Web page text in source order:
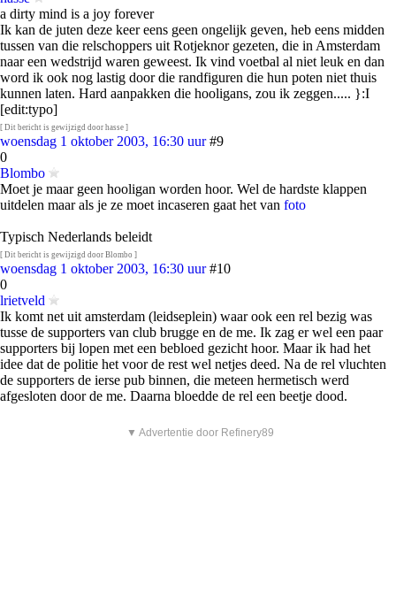
a dirty mind is a joy forever
Ik kan de juten deze keer eens geen ongelijk geven, heb eens midden
tussen van die relschoppers uit Rotjeknor gezeten, die in Amsterdam
naar een wedstrijd waren geweest. Ik vind voetbal al niet leuk en dan
word ik ook nog lastig door die randfiguren die hun poten niet thuis
kunnen laten. Hard aanpakken die hooligans, zou ik zeggen..... }:I
[edit:typo]
[ Dit bericht is gewijzigd door hasse ]
woensdag 1 oktober 2003, 16:30 uur #9
0
Blombo
Moet je maar geen hooligan worden hoor. Wel de hardste klappen
uitdelen maar als je ze moet incaseren gaat het van foto
Typisch Nederlands beleidt
[ Dit bericht is gewijzigd door Blombo ]
woensdag 1 oktober 2003, 16:30 uur #10
0
lrietveld
Ik komt net uit amsterdam (leidseplein) waar ook een rel bezig was
tusse de supporters van club brugge en de me. Ik zag er wel een paar
supporters bij lopen met een bebloed gezicht hoor. Maar ik had het
idee dat de politie het voor de rest wel netjes deed. Na de rel vluchten
de supporters de ierse pub binnen, die meteen hermetisch werd
afgesloten door de me. Daarna bloedde de rel een beetje dood.
▼ Advertentie door Refinery89